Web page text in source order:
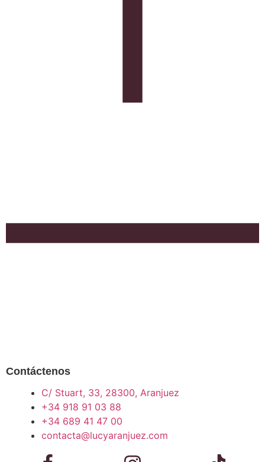
Contáctenos
C/ Stuart, 33, 28300, Aranjuez
+34 918 91 03 88
+34 689 41 47 00
contacta@lucyaranjuez.com